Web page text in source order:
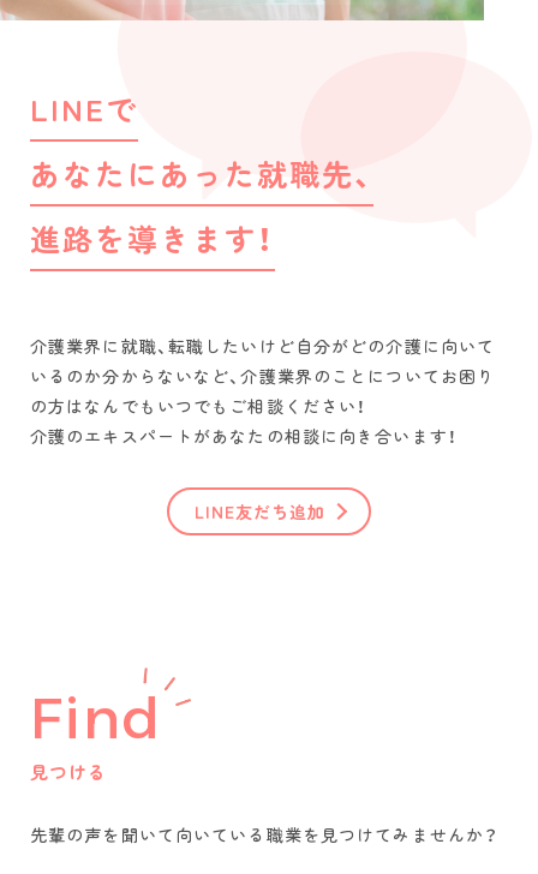
LINEで
あなたにあった就職先、
進路を導きます！
介護業界に就職、転職したいけど自分がどの介護に向いて
いるのか分からないなど、介護業界のことについてお困り
の方はなんでもいつでもご相談ください！
介護のエキスパートがあなたの相談に向き合います！
LINE友だち追加
Find
見つける
先輩の声を聞いて 向いている職業を 見つけてみませんか？